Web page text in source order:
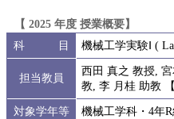
【 2025 年度 授業概要】
科 目
機械工学実験Ⅰ (
担当教員
西田 真之 教授,
教, 李 月桂 助教
対象学年等
機械工学科・4年